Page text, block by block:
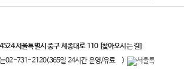
서울특별시 중구 세종대로 110 [찾아오시는 길]
02-731-2120(365일 24시간 운영/유료
)